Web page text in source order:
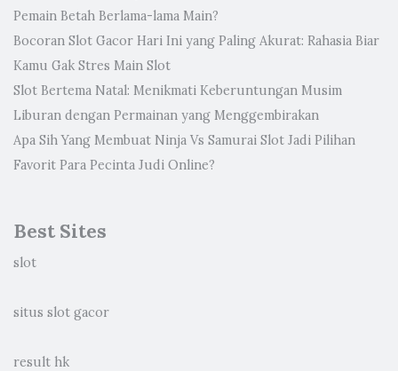
Pemain Betah Berlama-lama Main?
Bocoran Slot Gacor Hari Ini yang Paling Akurat: Rahasia Biar
Kamu Gak Stres Main Slot
Slot Bertema Natal: Menikmati Keberuntungan Musim
Liburan dengan Permainan yang Menggembirakan
Apa Sih Yang Membuat Ninja Vs Samurai Slot Jadi Pilihan
Favorit Para Pecinta Judi Online?
Best Sites
slot
situs slot gacor
result hk